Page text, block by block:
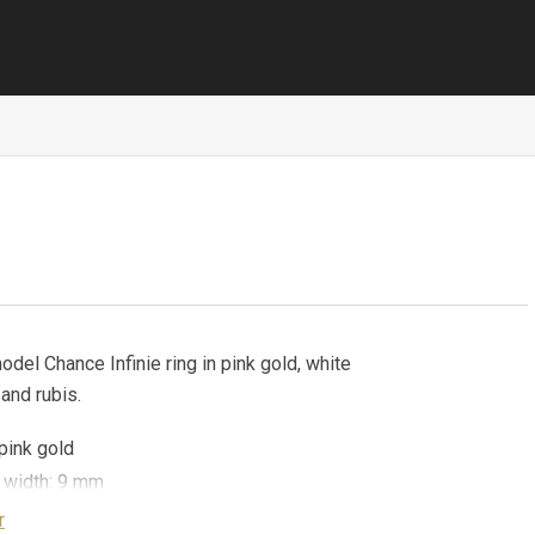
Chance Infinie ring in pink gold, white
rubis.
gold
width: 9 mm
cut white diamonds : 0,19 carat* / GVS